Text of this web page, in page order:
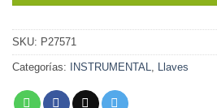
SKU: P27571
Categorías: INSTRUMENTAL, Llaves